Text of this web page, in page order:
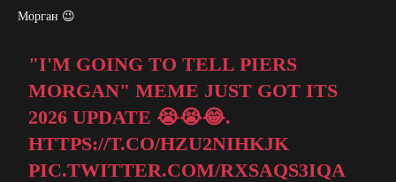
Морган 😉
"I'M GOING TO TELL PIERS
MORGAN" MEME JUST GOT ITS
2026 UPDATE 😭😭😂.
HTTPS://T.CO/HZU2NIHKJK
PIC.TWITTER.COM/RXSAQS3IQA